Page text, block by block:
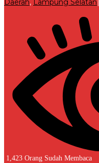
Daerah, Lampung Selatan
1,423 Orang Sudah Membaca